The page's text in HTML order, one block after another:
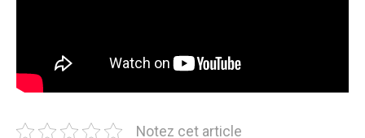
Notez cet article